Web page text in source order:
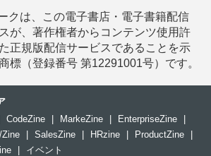
クは、この電子書店・電子書籍配信
が、著作権者からコンテンツ使用許
正規版配信サービスであることを示
標（登録番号 第12291001号）です。
CodeZine MarkeZine EnterpriseZine
Zine SalesZine HRzine ProductZine
イベント